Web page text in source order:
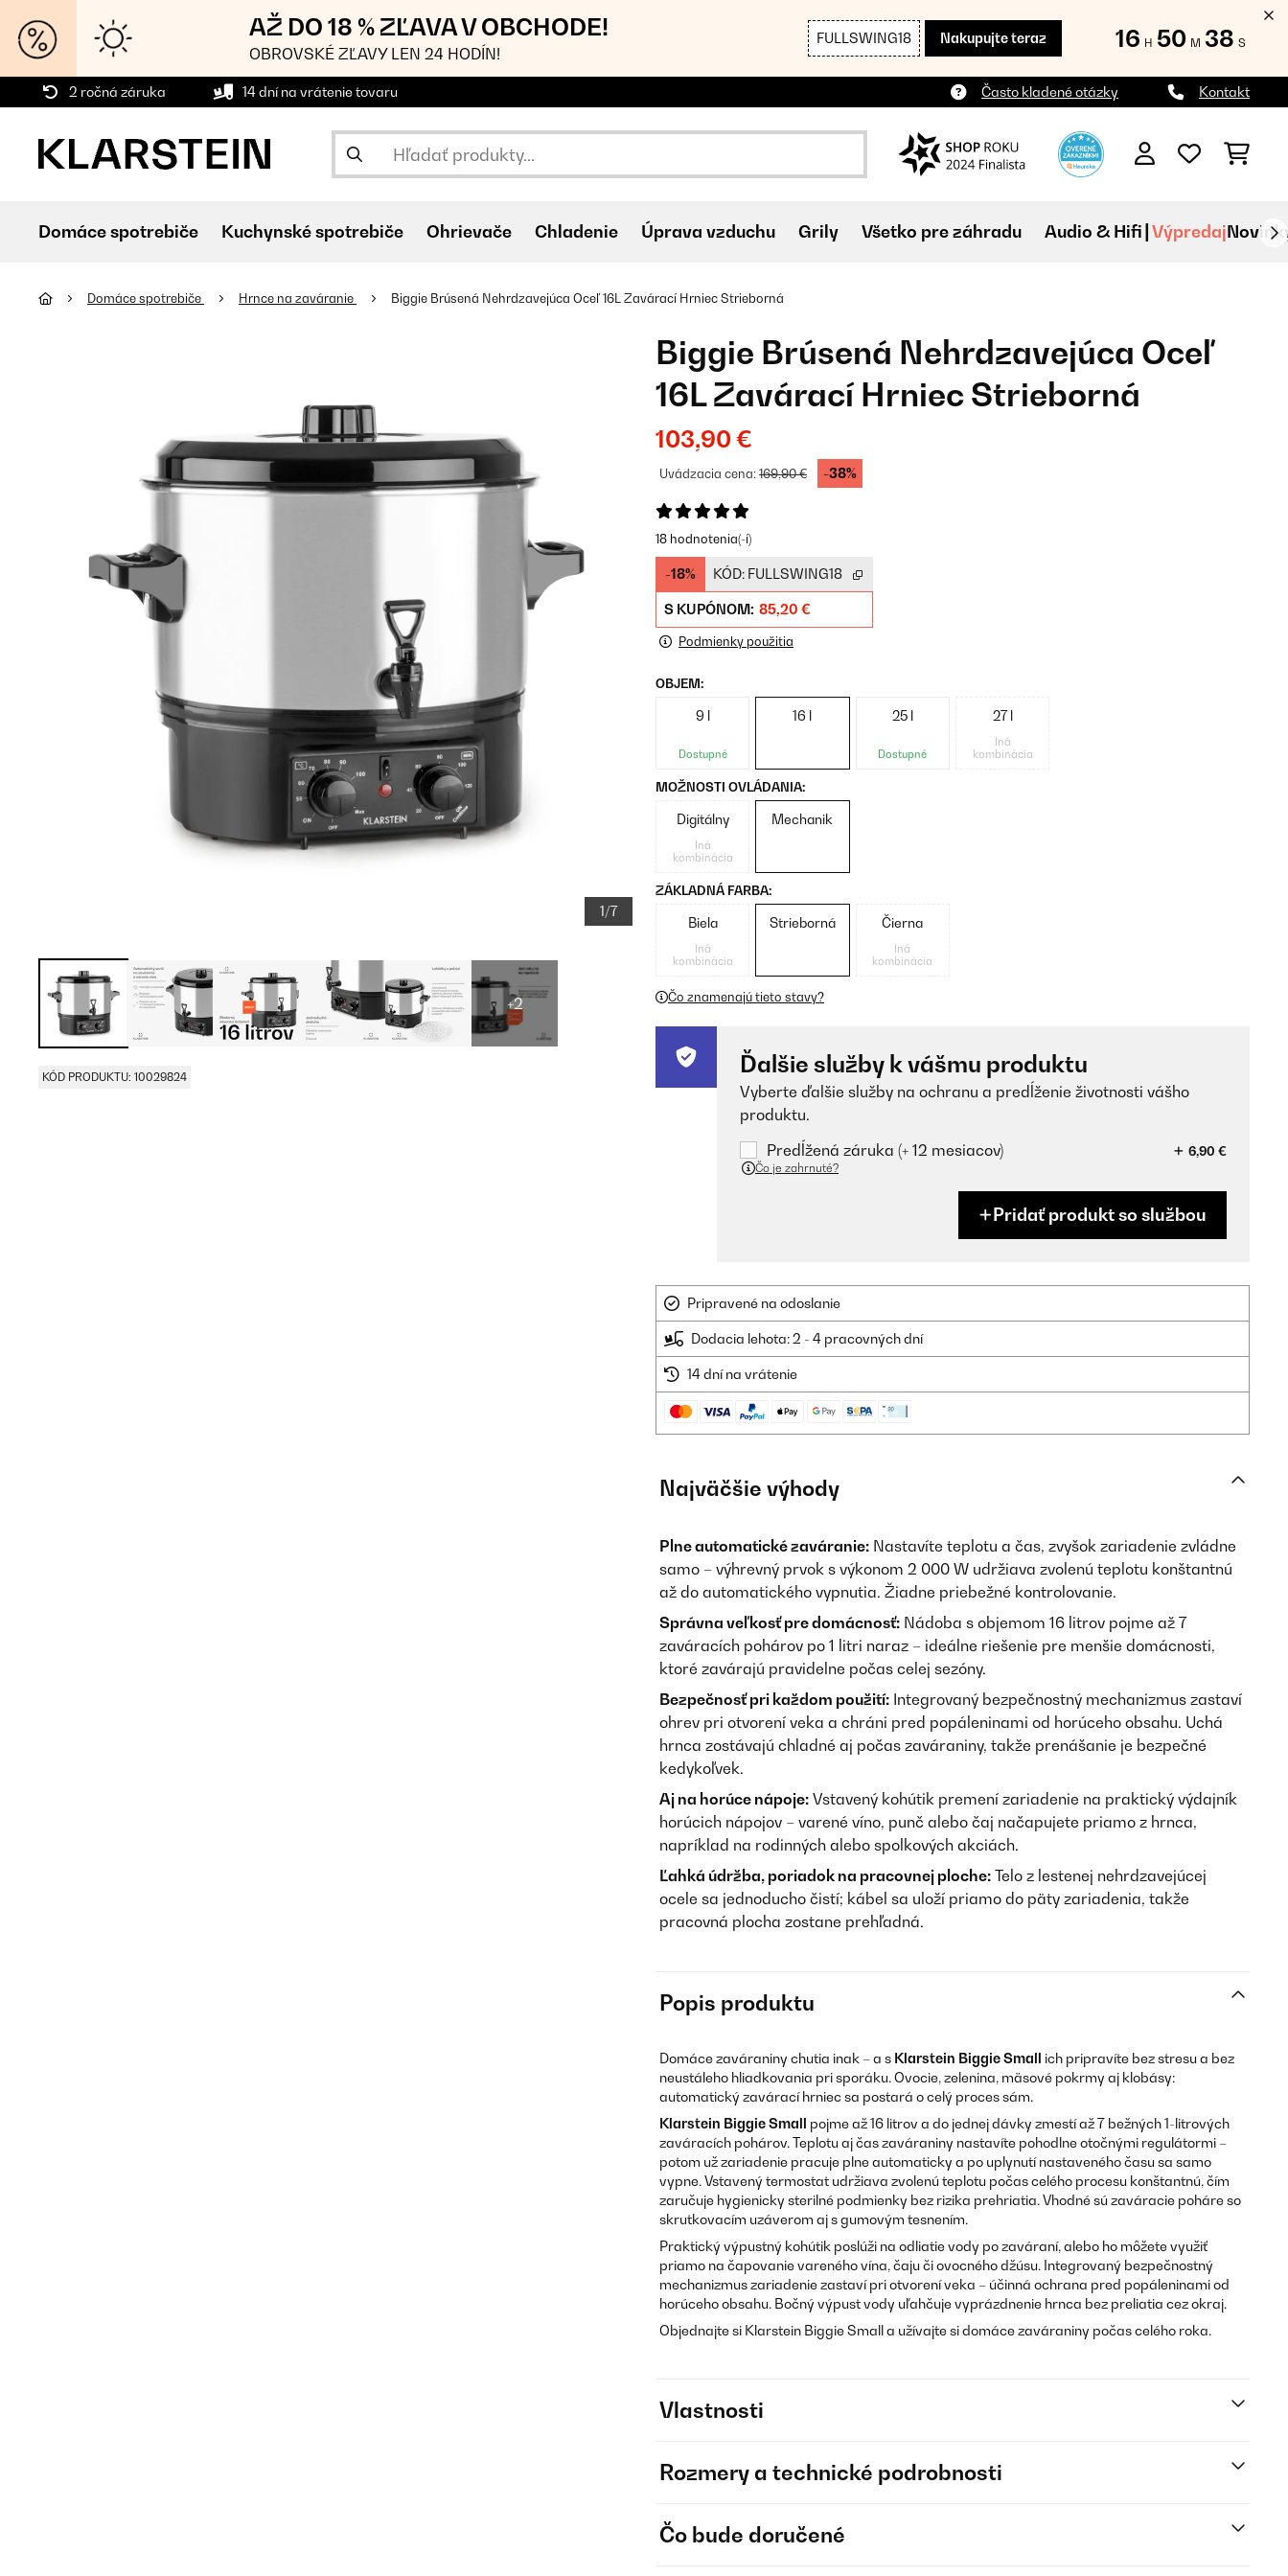
AŽ DO 18 % ZĽAVA V OBCHODE!
OBROVSKÉ ZĽAVY LEN 24 HODÍN!
FULLSWING18 Nakupujte teraz 16 H 50 M 38 S
2 ročná záruka 14 dní na vrátenie tovaru Často kladené otázky Kontakt
Domáce spotrebiče Kuchynské spotrebiče Ohrievače Chladenie Úprava vzduchu Grily Všetko pre záhradu Audio & Hifi Výpredaj
Domáce spotrebiče Hrnce na zaváranie Biggie Brúsená Nehrdzavejúca Oceľ 16L Zavárací Hrniec Strieborná
1/7
+2
KÓD PRODUKTU: 10029824
Biggie Brúsená Nehrdzavejúca Oceľ
16L Zavárací Hrniec Strieborná
103,90 €
Uvádzacia cena:169,90 € -38%
18 hodnotenia(-í)
-18% KÓD: FULLSWING18
S KUPÓNOM: 85,20 €
Podmienky použitia
OBJEM:
9 l
Dostupné
16 l 25 l
Dostupné
27 l
Iná
kombinácia
MOŽNOSTI OVLÁDANIA:
Digitálny
Iná
kombinácia
Mechanik
ZÁKLADNÁ FARBA:
Biela
Iná
kombinácia
Strieborná Čierna
Iná
kombinácia
Čo znamenajú tieto stavy?
Ďalšie služby k vášmu produktu
Vyberte ďalšie služby na ochranu a predĺženie životnosti vášho
produktu.
Predĺžená záruka (+ 12 mesiacov)
6,90 €
Čo je zahrnuté?
Pridať produkt so službou
Pripravené na odoslanie
Dodacia lehota: 2 - 4 pracovných dní
14 dní na vrátenie
Najväčšie výhody
Plne automatické zaváranie: Nastavíte teplotu a čas, zvyšok zariadenie zvládne
samo – výhrevný prvok s výkonom 2 000 W udržiava zvolenú teplotu konštantnú
až do automatického vypnutia. Žiadne priebežné kontrolovanie.
Správna veľkosť pre domácnosť: Nádoba s objemom 16 litrov pojme až 7
zaváracích pohárov po 1 litri naraz – ideálne riešenie pre menšie domácnosti,
ktoré zavárajú pravidelne počas celej sezóny.
Bezpečnosť pri každom použití: Integrovaný bezpečnostný mechanizmus zastaví
ohrev pri otvorení veka a chráni pred popáleninami od horúceho obsahu. Uchá
hrnca zostávajú chladné aj počas zaváraniny, takže prenášanie je bezpečné
kedykoľvek.
Aj na horúce nápoje: Vstavený kohútik premení zariadenie na praktický výdajník
horúcich nápojov – varené víno, punč alebo čaj načapujete priamo z hrnca,
napríklad na rodinných alebo spolkových akciách.
Ľahká údržba, poriadok na pracovnej ploche: Telo z lestenej nehrdzavejúcej
ocele sa jednoducho čistí; kábel sa uloží priamo do päty zariadenia, takže
pracovná plocha zostane prehľadná.
Popis produktu
Domáce zaváraniny chutia inak – a s Klarstein Biggie Small ich pripravíte bez stresu a bez
neustáleho hliadkovania pri sporáku. Ovocie, zelenina, mäsové pokrmy aj klobásy:
automatický zavárací hrniec sa postará o celý proces sám.
Klarstein Biggie Small pojme až 16 litrov a do jednej dávky zmestí až 7 bežných 1-litrových
zaváracích pohárov. Teplotu aj čas zaváraniny nastavíte pohodlne otočnými regulátormi –
potom už zariadenie pracuje plne automaticky a po uplynutí nastaveného času sa samo
vypne. Vstavený termostat udržiava zvolenú teplotu počas celého procesu konštantnú, čím
zaručuje hygienicky sterilné podmienky bez rizika prehriatia. Vhodné sú zaváracie poháre so
skrutkovacím uzáverom aj s gumovým tesnením.
Praktický výpustný kohútik poslúži na odliatie vody po zaváraní, alebo ho môžete využiť
priamo na čapovanie vareného vína, čaju či ovocného džúsu. Integrovaný bezpečnostný
mechanizmus zariadenie zastaví pri otvorení veka – účinná ochrana pred popáleninami od
horúceho obsahu. Bočný výpust vody uľahčuje vyprázdnenie hrnca bez preliatia cez okraj.
Objednajte si Klarstein Biggie Small a užívajte si domáce zaváraniny počas celého roka.
Vlastnosti
Rozmery a technické podrobnosti
Čo bude doručené